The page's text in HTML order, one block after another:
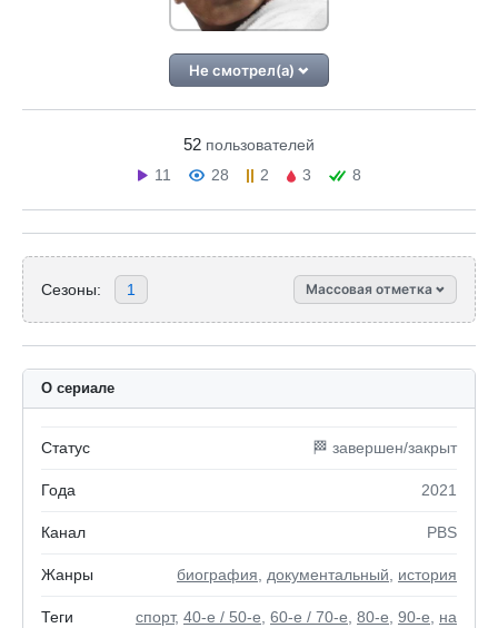
Не смотрел(а)
52 пользователей
11
28 2 3 8
Сезоны: 1 Массовая отметка
О сериале
Статус 🏁 завершен/закрыт
Года 2021
Канал PBS
Жанры биография документальный история
Теги спорт, 40-е / 50-е 60-е / 70-е 80-е 90-е
на